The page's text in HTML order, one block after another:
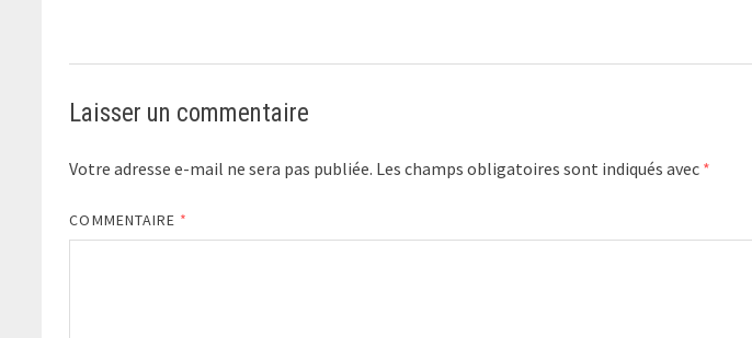
Laisser un commentaire
Votre adresse e-mail ne sera pas publiée. Les champs obligatoires sont indiqués avec *
COMMENTAIRE *